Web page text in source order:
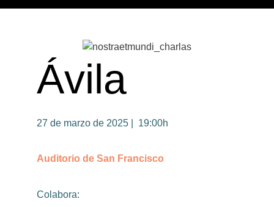
Ávila
27 de marzo de 2025 | 19:00h
Auditorio de San Francisco
Colabora: